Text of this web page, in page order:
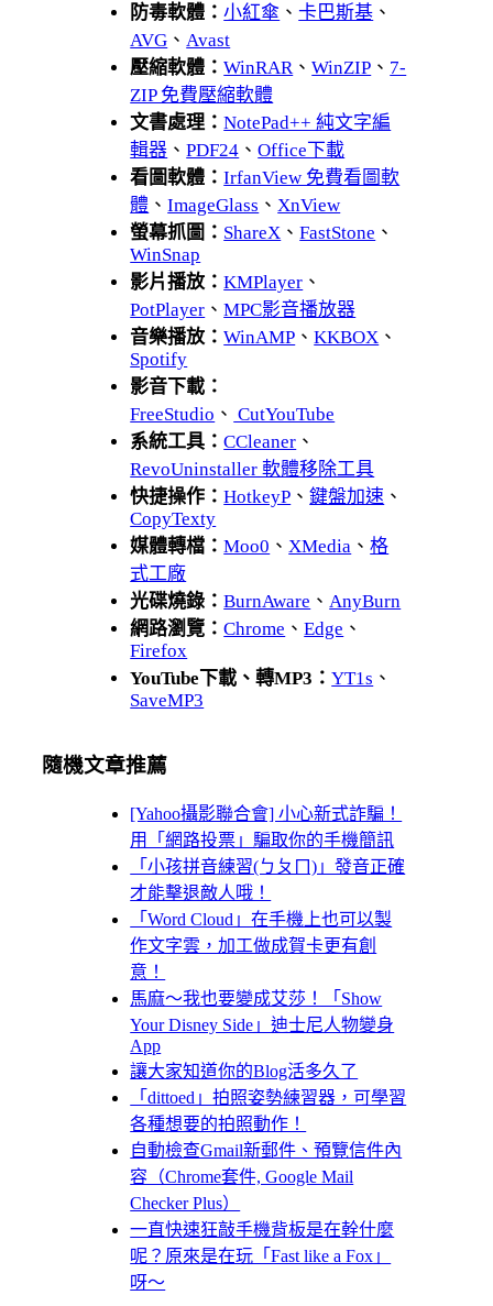
防毒軟體：小紅傘 、卡巴斯基 、
AVG 、 Avast
壓縮軟體：WinRAR 、WinZIP 、 7-
ZIP 免費壓縮軟體
文書處理：NotePad++ 純文字編
輯器 、PDF24 、Office下載
看圖軟體：IrfanView 免費看圖軟
體 、ImageGlass 、 XnView
螢幕抓圖： ShareX 、FastStone 、
WinSnap
影片播放：KMPlayer 、
PotPlayer 、MPC影音播放器
音樂播放：WinAMP 、KKBOX 、
Spotify
影音下載：
FreeStudio 、 CutYouTube
系統工具：CCleaner 、
RevoUninstaller 軟體移除工具
快捷操作：HotkeyP 、鍵盤加速 、
CopyTexty
媒體轉檔：Moo0 、 XMedia 、格
式工廠
光碟燒錄：BurnAware 、 AnyBurn
網路瀏覽：Chrome 、Edge 、
Firefox
YouTube下載、轉MP3：YT1s 、
SaveMP3
隨機文章推薦
[Yahoo攝影聯合會] 小心新式詐騙！
用「網路投票」騙取你的手機簡訊
「小孩拼音練習(ㄅㄆㄇ)」發音正確
才能擊退敵人哦！
「Word Cloud」在手機上也可以製
作文字雲，加工做成賀卡更有創
意！
馬麻～我也要變成艾莎！「Show
Your Disney Side」迪士尼人物變身
App
讓大家知道你的Blog活多久了
「dittoed」拍照姿勢練習器，可學習
各種想要的拍照動作！
自動檢查Gmail新郵件、預覽信件內
容（Chrome套件, Google Mail
Checker Plus）
一直快速狂敲手機背板是在幹什麼
呢？原來是在玩「Fast like a Fox」
呀～